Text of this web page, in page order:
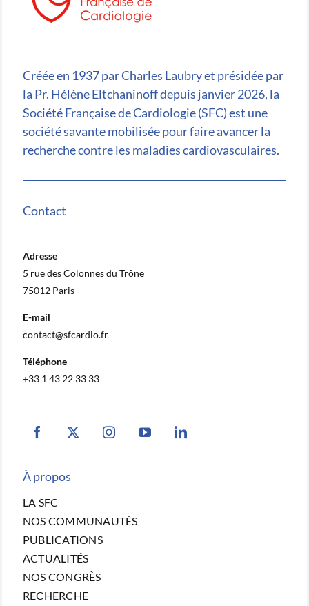
Créée en 1937 par Charles Laubry et présidée par
la Pr. Hélène Eltchaninoff depuis janvier 2026, la
Société Française de Cardiologie (SFC) est une
société savante mobilisée pour faire avancer la
recherche contre les maladies cardiovasculaires.
Contact
Adresse
5 rue des Colonnes du Trône
75012 Paris
E-mail
contact@sfcardio.fr
Téléphone
+33 1 43 22 33 33
À propos
LA SFC
NOS COMMUNAUTÉS
PUBLICATIONS
ACTUALITÉS
NOS CONGRÈS
RECHERCHE